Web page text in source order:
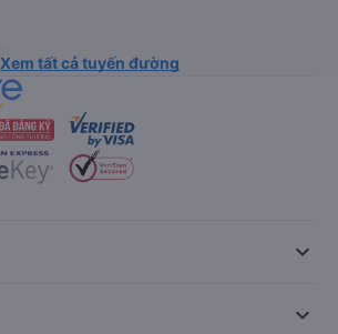
Xem tất cả tuyến đường
keyboard_arrow_down
keyboard_arrow_down